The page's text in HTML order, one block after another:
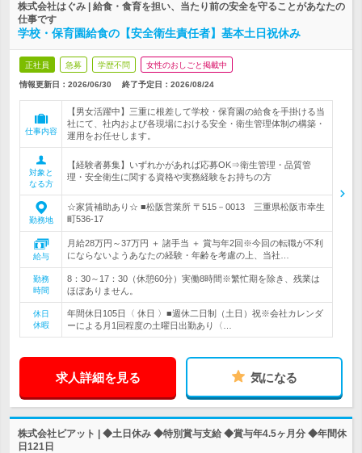
株式会社はぐみ | 給食・食育を担い、当たり前の安全を守ることがあなたの
仕事です
学校・保育園給食の【安全衛生責任者】基本土日祝休み
正社員 急募 学歴不問 女性のおしごと掲載中
情報更新日：2026/06/30 終了予定日： 2026/08/24
仕事内容
【男女活躍中】三重に根差して学校・保育園の給食を手掛ける当
社にて、社内および各現場における安全・衛生管理体制の構築・
運用をお任せします。
対象と
なる方
【経験者募集】いずれかがあれば応募OK⇒衛生管理・品質管
理・安全衛生に関する資格や実務経験をお持ちの方
勤務地
☆家賃補助あり☆ ■松阪営業所 〒515－0013 三重県松阪市幸生
町536-17
給与
月給28万円～37万円 ＋ 諸手当 ＋ 賞与年2回※今回の転職が不利
にならないようあなたの経験・年齢を考慮の上、当社…
勤務
時間
8：30～17：30（休憩60分）実働8時間※繁忙期を除き、残業は
ほぼありません。
休日
休暇
年間休日105日〈 休日 〉■週休二日制（土日）祝※会社カレンダ
ーによる月1回程度の土曜日出勤あり〈…
求人詳細を見る 気になる
株式会社ピアット | ◆土日休み ◆特別賞与支給 ◆賞与年4.5ヶ月分 ◆年間休
日121日